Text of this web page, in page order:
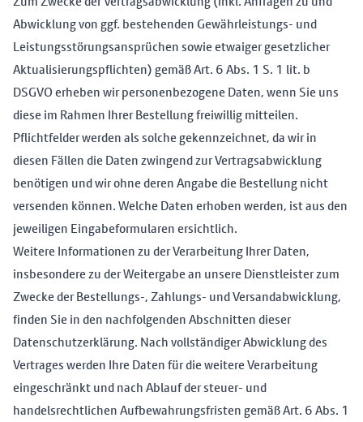
Abwicklung von ggf. bestehenden Gewährleistungs- und
Leistungsstörungsansprüchen sowie etwaiger gesetzlicher
Aktualisierungspflichten) gemäß Art. 6 Abs. 1 S. 1 lit. b
DSGVO erheben wir personenbezogene Daten, wenn Sie uns
diese im Rahmen Ihrer Bestellung freiwillig mitteilen.
Pflichtfelder werden als solche gekennzeichnet, da wir in
diesen Fällen die Daten zwingend zur Vertragsabwicklung
benötigen und wir ohne deren Angabe die Bestellung nicht
versenden können. Welche Daten erhoben werden, ist aus den
jeweiligen Eingabeformularen ersichtlich.
Weitere Informationen zu der Verarbeitung Ihrer Daten,
insbesondere zu der Weitergabe an unsere Dienstleister zum
Zwecke der Bestellungs-, Zahlungs- und Versandabwicklung,
finden Sie in den nachfolgenden Abschnitten dieser
Datenschutzerklärung. Nach vollständiger Abwicklung des
Vertrages werden Ihre Daten für die weitere Verarbeitung
eingeschränkt und nach Ablauf der steuer- und
handelsrechtlichen Aufbewahrungsfristen gemäß Art. 6 Abs. 1